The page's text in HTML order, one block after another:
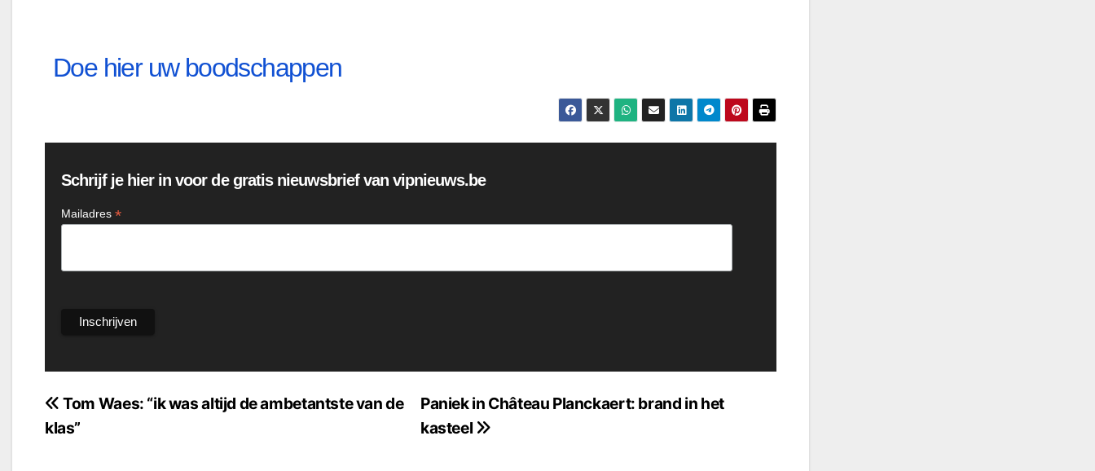
Doe hier uw boodschappen
Schrijf je hier in voor de gratis nieuwsbrief van vipnieuws.be
Mailadres *
Bericht
navigatie
Paniek in Château Planckaert: brand in het
kasteel
Tom Waes: “ik was altijd de ambetantste van de
klas”